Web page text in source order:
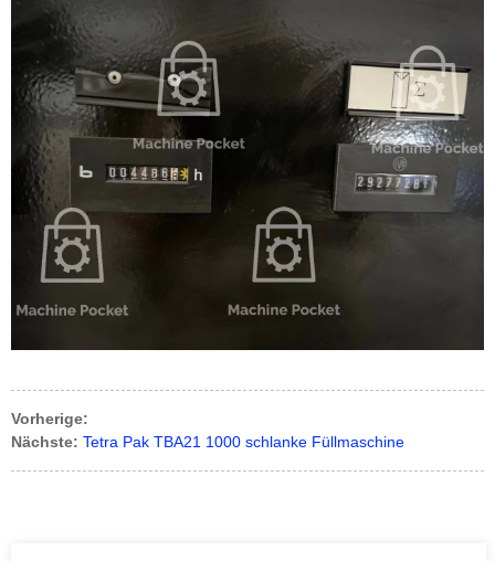
Vorherige:
Nächste: Tetra Pak TBA21 1000 schlanke Füllmaschine